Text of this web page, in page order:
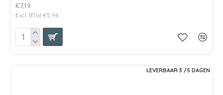
€7,19
Excl. BTW:€5,94
LEVERBAAR 3 /5 DAGEN